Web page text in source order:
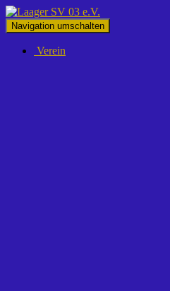
Navigation umschalten
Verein